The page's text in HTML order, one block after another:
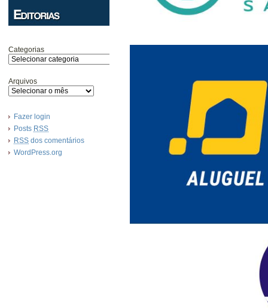
Categorias
Arquivos
Fazer login
Posts RSS
RSS dos comentários
WordPress.org